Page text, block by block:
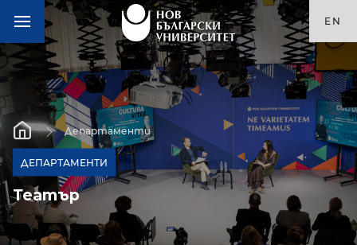
EN
Департаменти
ДЕПАРТАМЕНТИ
Театър